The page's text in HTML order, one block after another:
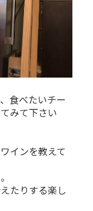
食べたいチー
みて下さい
インを教えて
たりする楽し